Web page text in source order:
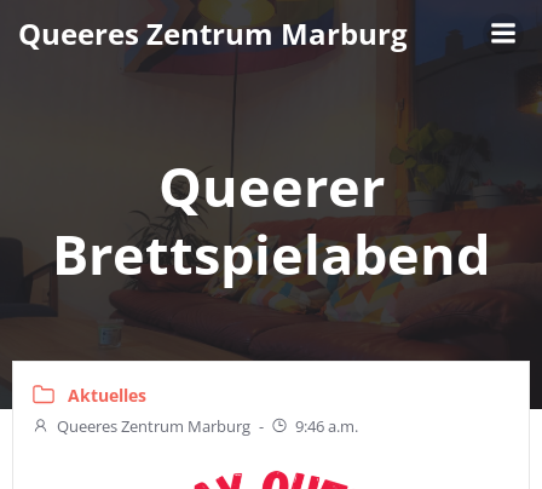
Inhalt
Queeres Zentrum Marburg
Queerer
Brettspielabend
Aktuelles
Queeres Zentrum Marburg - 9:46 a.m.